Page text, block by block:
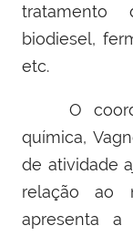
tratamento
biodiesel,
etc.
O
química,
de atividade
relação ao
apresenta